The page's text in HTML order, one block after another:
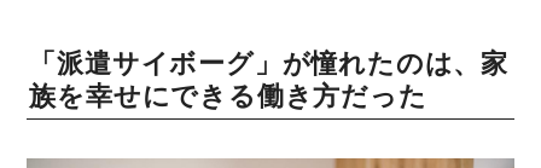
「派遣サイボーグ」が憧れたのは、家
族を幸せにできる働き方だった